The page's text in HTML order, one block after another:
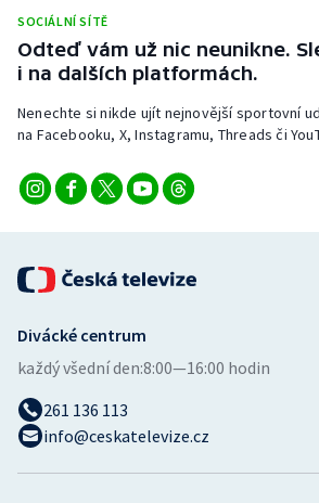
SOCIÁLNÍ SÍTĚ
Odteď vám už nic neunikne.
i na dalších platformách.
Nenechte si nikde ujít nejnovější sportovní
na Facebooku, X, Instagramu, Threads či
Divácké centrum
každý všední den:8:00—16:00 hodin
261 136 113
info@ceskatelevize.cz